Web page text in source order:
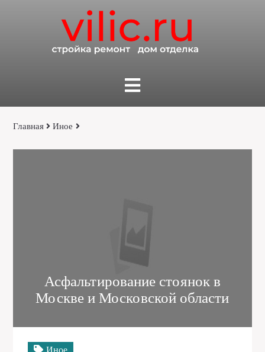
Главная Иное
Асфальтирование стоянок в
Москве и Московской области
Иное